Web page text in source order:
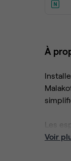
À
Les
Voir